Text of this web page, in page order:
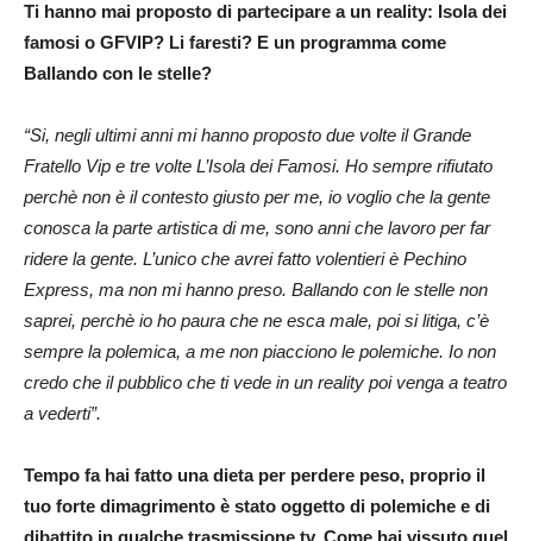
Ti hanno mai proposto di partecipare a un reality: Isola dei
famosi o GFVIP? Li faresti? E un programma come
Ballando con le stelle?
“Si, negli ultimi anni mi hanno proposto due volte il Grande
Fratello Vip e tre volte L’Isola dei Famosi. Ho sempre rifiutato
perchè non è il contesto giusto per me, io voglio che la gente
conosca la parte artistica di me, sono anni che lavoro per far
ridere la gente. L’unico che avrei fatto volentieri è Pechino
Express, ma non mi hanno preso. Ballando con le stelle non
saprei, perchè io ho paura che ne esca male, poi si litiga, c’è
sempre la polemica, a me non piacciono le polemiche. Io non
credo che il pubblico che ti vede in un reality poi venga a teatro
a vederti”.
Tempo fa hai fatto una dieta per perdere peso, proprio il
tuo forte dimagrimento è stato oggetto di polemiche e di